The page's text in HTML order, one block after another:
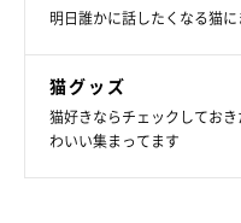
明日誰かに話したくなる猫
猫グッズ
猫好きならチェックしてお
わいい集まってます